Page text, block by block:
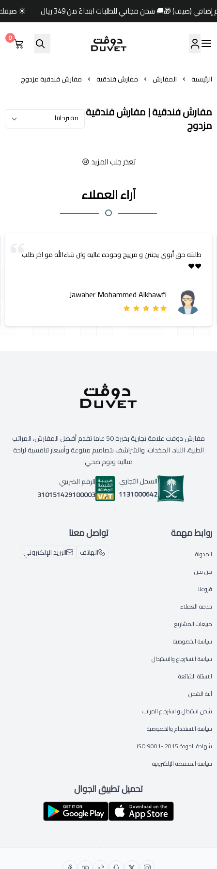
☀️ صيفك أبرد مع دوفت
مفارش دوفت | DUVET
0
الرئيسية المفارش مفارش فندقية مفارش فندقية مزدوج
مفارش فندقية | مفارش فندقية
مزدوج
تعذر جلب المزيد 😢
آراء العملاء
طلبته حق أبوي يجننن و مرييح وجوده عاليه وان شاءالله مو اخر طلب
❤️❤️
Jawaher Mohammed Alkhawfi
مفارش دوفت علامة تجارية بخبرة 50 عاما تقدم أفضل المفارش، المراتب
الطبية، اللباد، المخدات، والشراشف بتصاميم متنوعة وأسعار تنافسية لراحة
مثالية ونوم صحي
السجل التجاري
1131000642
الرقم الضريبي
310151429100003
روابط مهمة
المدونة
من نحن
فروعنا
خدمة العملاء
مبيعات المشاريع
سياسة الخصوصية
سياسة الاسترجاع والاستبدال
الاسئلة الشائعة
آلية الشحن
شحن استبدال و استرجاع المراتب
سياسة الاستخدام والخصوصية
شهادة الجودة ISO 9001- 2015
سياسة المحفظة الإلكترونية
تواصل معنا
الهاتف البريد الإلكتروني
تحميل تطبيق الجوال